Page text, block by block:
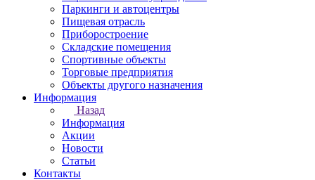
Паркинги и автоцентры
Пищевая отрасль
Приборостроение
Складские помещения
Спортивные объекты
Торговые предприятия
Объекты другого назначения
Информация
Назад
Информация
Акции
Новости
Статьи
Контакты